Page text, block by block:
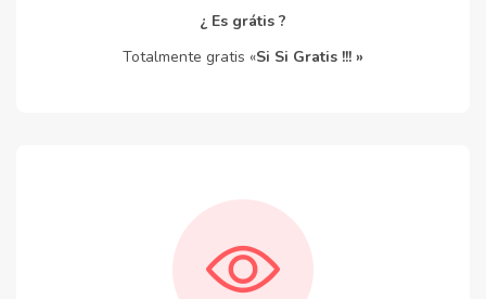
¿ Es grátis ?
Totalmente gratis «Si Si Gratis !!! »